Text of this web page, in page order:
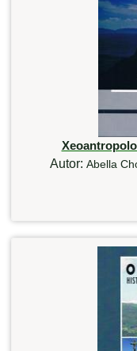
Autor: Abella